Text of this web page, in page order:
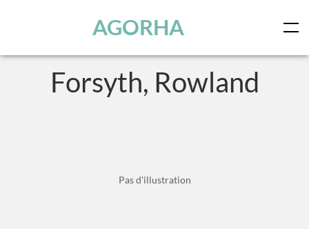
AGORHA
Forsyth, Rowland
Pas d'illustration